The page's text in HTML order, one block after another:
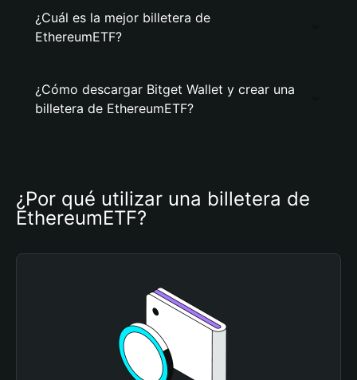
¿Cuál es la mejor billetera de
EthereumETF?
¿Cómo descargar Bitget Wallet y crear una
billetera de EthereumETF?
¿Por qué utilizar una billetera de
EthereumETF?